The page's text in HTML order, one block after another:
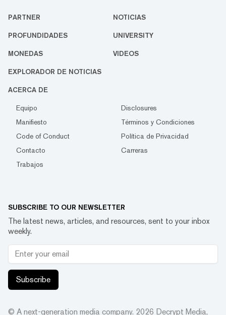
PARTNER NOTICIAS
PROFUNDIDADES UNIVERSITY
MONEDAS VIDEOS
EXPLORADOR DE NOTICIAS
ACERCA DE
Equipo
Disclosures
Manifiesto
Términos y Condiciones
Code of Conduct
Política de Privacidad
Contacto
Carreras
Trabajos
SUBSCRIBE TO OUR NEWSLETTER
The latest news, articles, and resources, sent to your inbox
weekly.
Subscribe
© A next-generation media company. 2026 Decrypt Media,